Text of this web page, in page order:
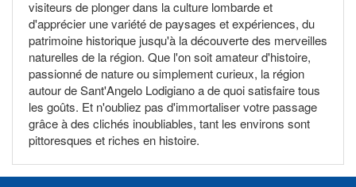
visiteurs de plonger dans la culture lombarde et
d'apprécier une variété de paysages et expériences, du
patrimoine historique jusqu'à la découverte des merveilles
naturelles de la région. Que l'on soit amateur d'histoire,
passionné de nature ou simplement curieux, la région
autour de Sant'Angelo Lodigiano a de quoi satisfaire tous
les goûts. Et n'oubliez pas d'immortaliser votre passage
grâce à des clichés inoubliables, tant les environs sont
pittoresques et riches en histoire.